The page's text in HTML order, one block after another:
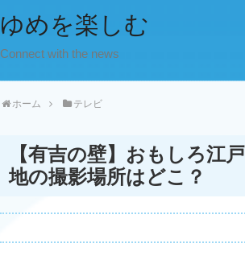
ゆめを楽しむ
Connect with the news
ホーム テレビ
【有吉の壁】おもしろ江
地の撮影場所はどこ？